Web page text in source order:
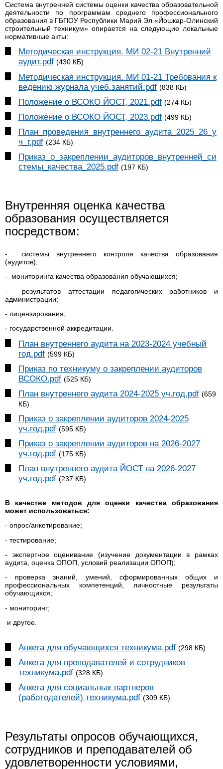
Система внутренней системы оценки качества образовательной
деятельности по программам среднего профессионального
образования в ГБПОУ Республики Марий Эл «Йошкар-Олинский
строительный техникум» опирается на следующие локальные
нормативные акты:
Методическая инструкция. МИ 02-21 Внутренний
аудит.pdf (430 КБ)
Методическая инструкция. МИ 01-21 Требования к
ведению журнала учеб.занятий.pdf (838 КБ)
Положение о ВСОКО ЙОСТ, 2021.pdf (274 КБ)
Положение о ВСОКО ЙОСТ, 2023.pdf (499 КБ)
План_проведения_внутреннего_аудита_2025_26_у
ч_г.pdf (234 КБ)
Приказ_о_закреплении_аудиторов_внутренней_си
стемы_качества_2025.pdf (197 КБ)
Внутренняя оценка качества
образования осуществляется
посредством:
- системы внутреннего контроля качества образования
(аудитов);
- мониторинга качества образования обучающихся;
- результатов аттестации педагогических работников и
администрации;
- лицензирования;
- государственной аккредитации.
План внутреннего аудита на 2023-2024 учебный
год.pdf (599 КБ)
Приказ по техникуму о закреплении аудиторов
ВСОКО.pdf (525 КБ)
План внутреннего аудита 2024-2025 уч.год.pdf (659
КБ)
Приказ о закреплении аудиторов 2024-2025
уч.год.pdf (595 КБ)
Приказ о закреплении аудиторов на 2026-2027
уч.год.pdf (175 КБ)
План внутреннего аудита ЙОСТ на 2026-2027
уч.год.pdf (237 КБ)
В качестве методов для оценки качества образования
может использоваться:
- опрос/анкетирование;
- тестирование;
- экспертное оценивание (изучение документации в рамках
аудита, оценка ОПОП, условий реализации ОПОП);
- проверка знаний, умений, сформированных общих и
профессиональных компетенций, личностные результаты
обучающихся;
- мониторинг;
и другое.
Анкета для обучающихся техникума.pdf (298 КБ)
Анкета для преподавателей и сотрудников
техникума.pdf (328 КБ)
Анкета для социальных партнеров
(работодателей) техникума.pdf (309 КБ)
Результаты опросов обучающихся,
сотрудников и преподавателей об
удовлетворенности условиями,